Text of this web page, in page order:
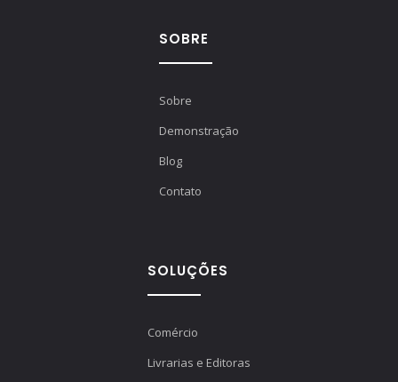
SOBRE
Sobre
Demonstração
Blog
Contato
SOLUÇÕES
Comércio
Livrarias e Editoras